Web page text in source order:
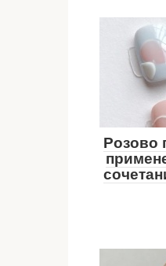
Розово